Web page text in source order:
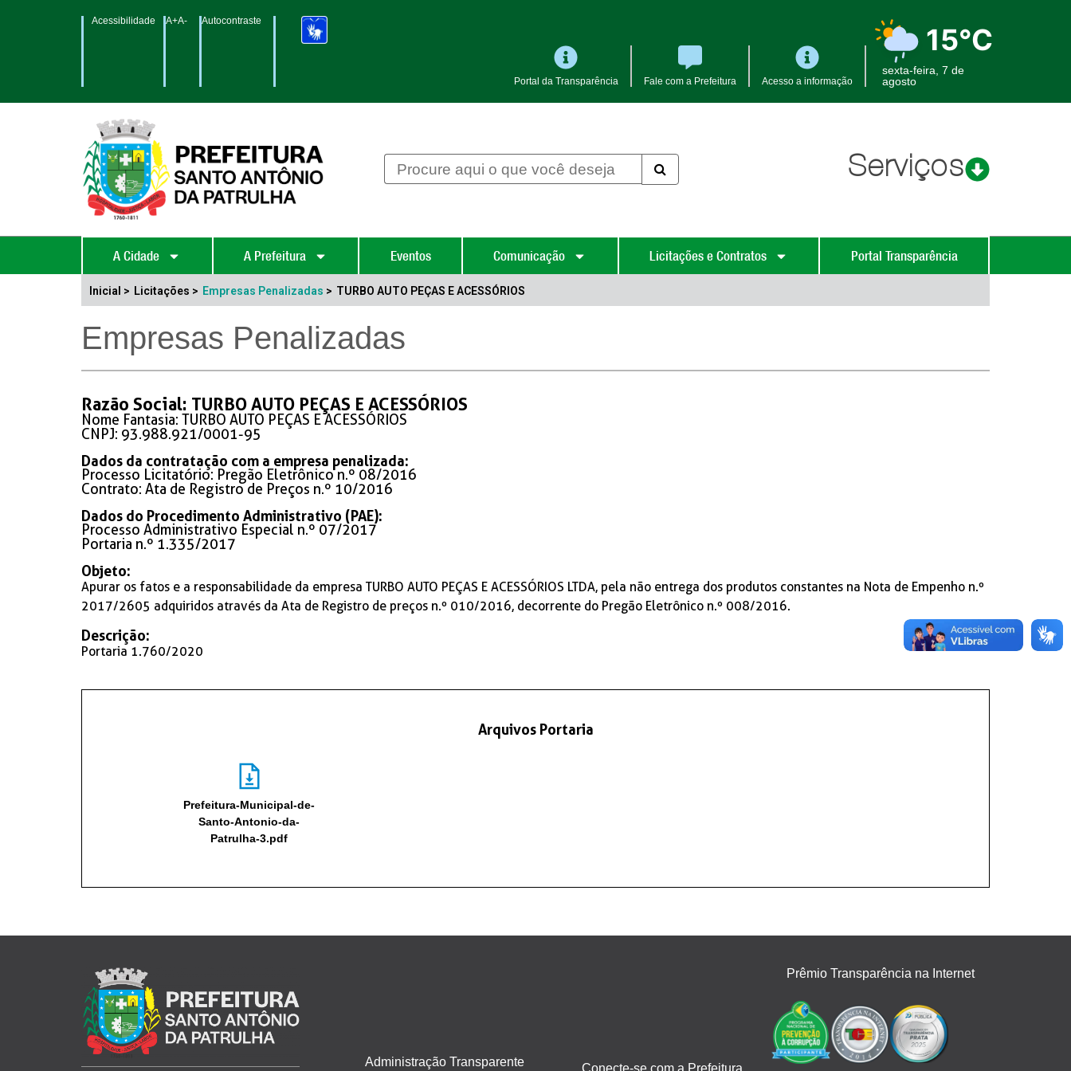
Acessibilidade A+A- Autocontraste
Portal da Transparência Fale com a Prefeitura Acesso a informação
15°C
sexta-feira, 7 de
agosto
Serviços
A Cidade A Prefeitura Eventos Comunicação Licitações e Contratos Portal Transparência
Inicial > Licitações > Empresas Penalizadas > TURBO AUTO PEÇAS E ACESSÓRIOS
Empresas Penalizadas
Razão Social: TURBO AUTO PEÇAS E ACESSÓRIOS
Nome Fantasia: TURBO AUTO PEÇAS E ACESSÓRIOS
CNPJ: 93.988.921/0001-95
Dados da contratação com a empresa penalizada:
Processo Licitatório: Pregão Eletrônico n.º 08/2016
Contrato: Ata de Registro de Preços n.º 10/2016
Dados do Procedimento Administrativo (PAE):
Processo Administrativo Especial n.º 07/2017
Portaria n.º 1.335/2017
Objeto:
Apurar os fatos e a responsabilidade da empresa TURBO AUTO PEÇAS E ACESSÓRIOS LTDA, pela não entrega dos produtos constantes na Nota de Empenho n.º
2017/2605 adquiridos através da Ata de Registro de preços n.º 010/2016, decorrente do Pregão Eletrônico n.º 008/2016.
Descrição:
Portaria 1.760/2020
Arquivos Portaria
Prefeitura-Municipal-de-
Santo-Antonio-da-
Patrulha-3.pdf
Administração Transparente Conecte-se com a Prefeitura
Prêmio Transparência na Internet